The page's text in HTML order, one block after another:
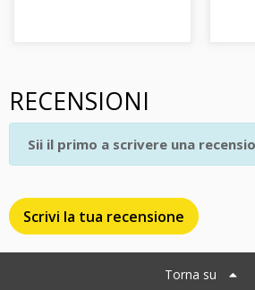
RECENSIONI
Scrivi la tua recensione
Sii il primo a scrivere una
Torna su